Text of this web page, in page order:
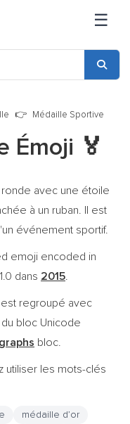
☰
Médaille Sportive
Émoji 🏅
avec une étoile
à un ruban. Il est
événement sportif.
emoji encoded in
dans 2015.
regroupé avec
bloc Unicode
bloc.
utiliser les mots-clés
médaille d’or